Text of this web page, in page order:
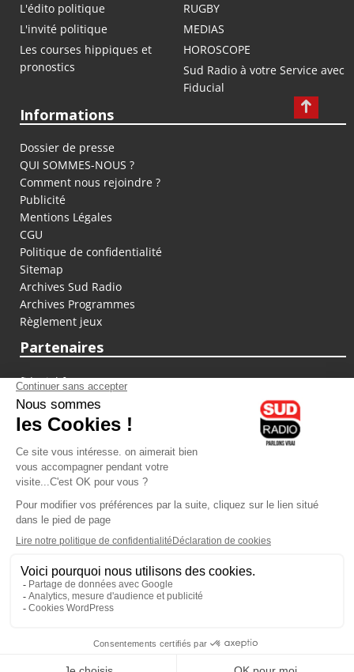
L'édito politique
RUGBY
L'invité politique
MEDIAS
Les courses hippiques et
pronostics
HOROSCOPE
Sud Radio à votre Service avec
Fiducial
Informations
Dossier de presse
QUI SOMMES-NOUS ?
Comment nous rejoindre ?
Publicité
Mentions Légales
CGU
Politique de confidentialité
Sitemap
Archives Sud Radio
Archives Programmes
Règlement jeux
Partenaires
fiducial.fr
lyoncapitale.fr
olympique-et-lyonnais.com
L'application Iphone / Android
Téléchargez l'application
Les cookies
Gestion des cookies
Crédit photos : ©Sud Radio / Pierre Olivier
Jacques Pessis
Alexandre Delovane